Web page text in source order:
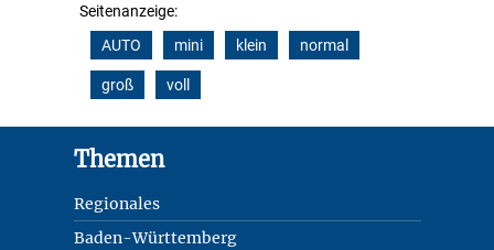
Seitenanzeige:
AUTO
mini klein normal
groß voll
Themen
Regionales
Baden-Württemberg